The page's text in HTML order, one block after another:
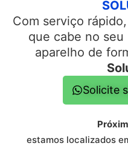
Com serviço
que cabe no
aparelho de
Solicite
estamos localizados